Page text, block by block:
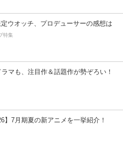
定ウオッチ、プロデューサーの感想は
特集
マも、注目作＆話題作が勢ぞろい！
】7月期夏の新アニメを一挙紹介！